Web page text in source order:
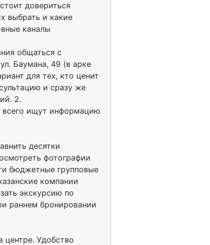
довериться
выбрать и какие
каналы
общаться с
Баумана, 49 (в арке
для тех, кто ценит
и сразу же
2.
всего ищут информацию
десятки
фотографии
бюджетные групповые
компании
экскурсию по
раннем бронировании
центре. Удобство